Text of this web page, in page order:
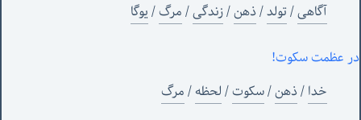
آگاهی/تولد/ذهن/زندگی/مرگ/یوگا
در عظمت سکوت!
خدا/ذهن/سکوت/لحظه/مرگ